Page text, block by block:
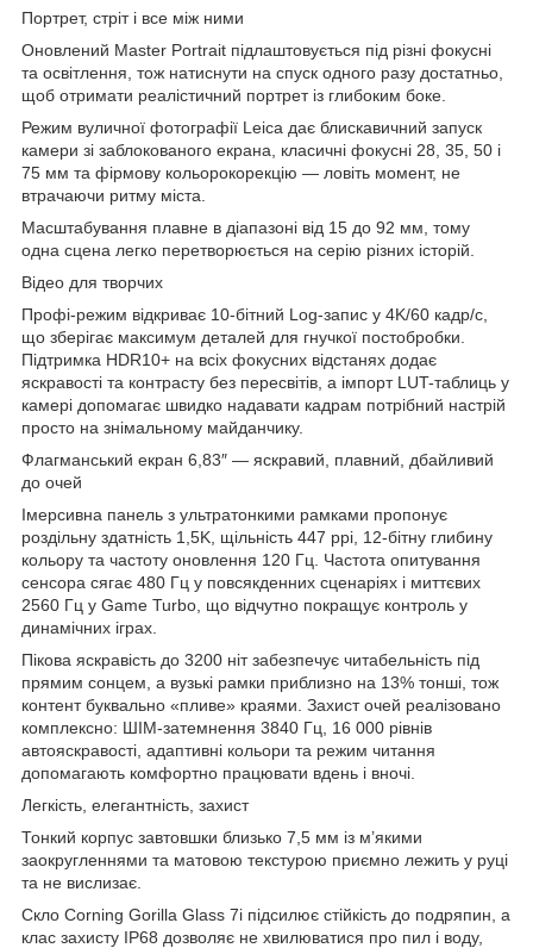
Портрет, стріт і все між ними
Оновлений Master Portrait підлаштовується під різні фокусні
та освітлення, тож натиснути на спуск одного разу достатньо,
щоб отримати реалістичний портрет із глибоким боке.
Режим вуличної фотографії Leica дає блискавичний запуск
камери зі заблокованого екрана, класичні фокусні 28, 35, 50 і
75 мм та фірмову кольорокорекцію — ловіть момент, не
втрачаючи ритму міста.
Масштабування плавне в діапазоні від 15 до 92 мм, тому
одна сцена легко перетворюється на серію різних історій.
Відео для творчих
Профі-режим відкриває 10-бітний Log-запис у 4K/60 кадр/с,
що зберігає максимум деталей для гнучкої постобробки.
Підтримка HDR10+ на всіх фокусних відстанях додає
яскравості та контрасту без пересвітів, а імпорт LUT-таблиць у
камері допомагає швидко надавати кадрам потрібний настрій
просто на знімальному майданчику.
Флагманський екран 6,83″ — яскравий, плавний, дбайливий
до очей
Імерсивна панель з ультратонкими рамками пропонує
роздільну здатність 1,5K, щільність 447 ppi, 12-бітну глибину
кольору та частоту оновлення 120 Гц. Частота опитування
сенсора сягає 480 Гц у повсякденних сценаріях і миттєвих
2560 Гц у Game Turbo, що відчутно покращує контроль у
динамічних іграх.
Пікова яскравість до 3200 ніт забезпечує читабельність під
прямим сонцем, а вузькі рамки приблизно на 13% тонші, тож
контент буквально «пливе» краями. Захист очей реалізовано
комплексно: ШІМ-затемнення 3840 Гц, 16 000 рівнів
автояскравості, адаптивні кольори та режим читання
допомагають комфортно працювати вдень і вночі.
Легкість, елегантність, захист
Тонкий корпус завтовшки близько 7,5 мм із м’якими
заокругленнями та матовою текстурою приємно лежить у руці
та не вислизає.
Скло Corning Gorilla Glass 7i підсилює стійкість до подряпин, а
клас захисту IP68 дозволяє не хвилюватися про пил і воду,